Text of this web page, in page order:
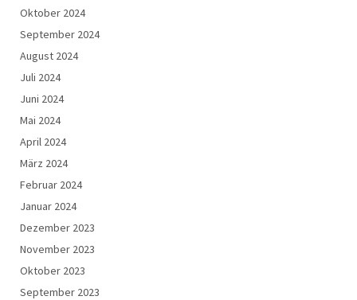
Oktober 2024
September 2024
August 2024
Juli 2024
Juni 2024
Mai 2024
April 2024
März 2024
Februar 2024
Januar 2024
Dezember 2023
November 2023
Oktober 2023
September 2023